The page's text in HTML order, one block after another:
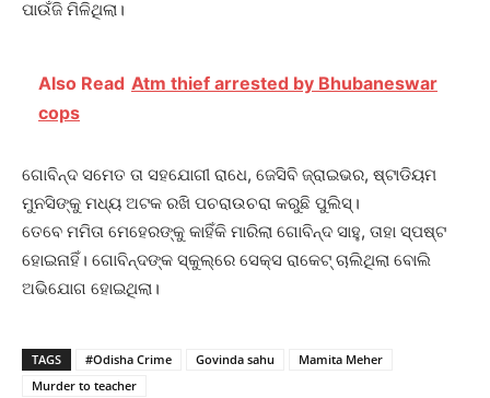
ପାଉଁଜି ମିଳିଥିଲା।
Also Read Atm thief arrested by Bhubaneswar
cops
ଗୋବିନ୍ଦ ସମେତ ତା ସହଯୋଗୀ ରାଧେ, ଜେସିବି ଜ୍ରାଇଭର, ଷ୍ଟାଡିୟମ
ମୁନସିଙ୍କୁ ମଧ୍ୟ ଅଟକ ରଖି ପଚରାଉଚରା କରୁଛି ପୁଲିସ୍‌।
ତେବେ ମମିତା ମେହେରଙ୍କୁ କାହିଁକି ମାରିଲା ଗୋବିନ୍ଦ ସାହୁ, ତାହା ସ୍ପଷ୍ଟ
ହୋଇନାହିଁ। ଗୋବିନ୍ଦଙ୍କ ସ୍କୁଲ୍‌ରେ ସେକ୍ସ ରାକେଟ୍ ଚାଲିଥିଲା ବୋଲି
ଅଭିଯୋଗ ହୋଇଥିଲା।
TAGS #Odisha Crime Govinda sahu
Mamita Meher
Murder to teacher